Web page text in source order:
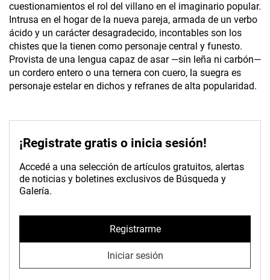
cuestionamientos el rol del villano en el imaginario popular.
Intrusa en el hogar de la nueva pareja, armada de un verbo
ácido y un carácter desagradecido, incontables son los
chistes que la tienen como personaje central y funesto.
Provista de una lengua capaz de asar —sin leña ni carbón—
un cordero entero o una ternera con cuero, la suegra es
personaje estelar en dichos y refranes de alta popularidad.
¡Registrate gratis o inicia sesión!
Accedé a una selección de artículos gratuitos, alertas
de noticias y boletines exclusivos de Búsqueda y
Galería.
Registrarme
Iniciar sesión